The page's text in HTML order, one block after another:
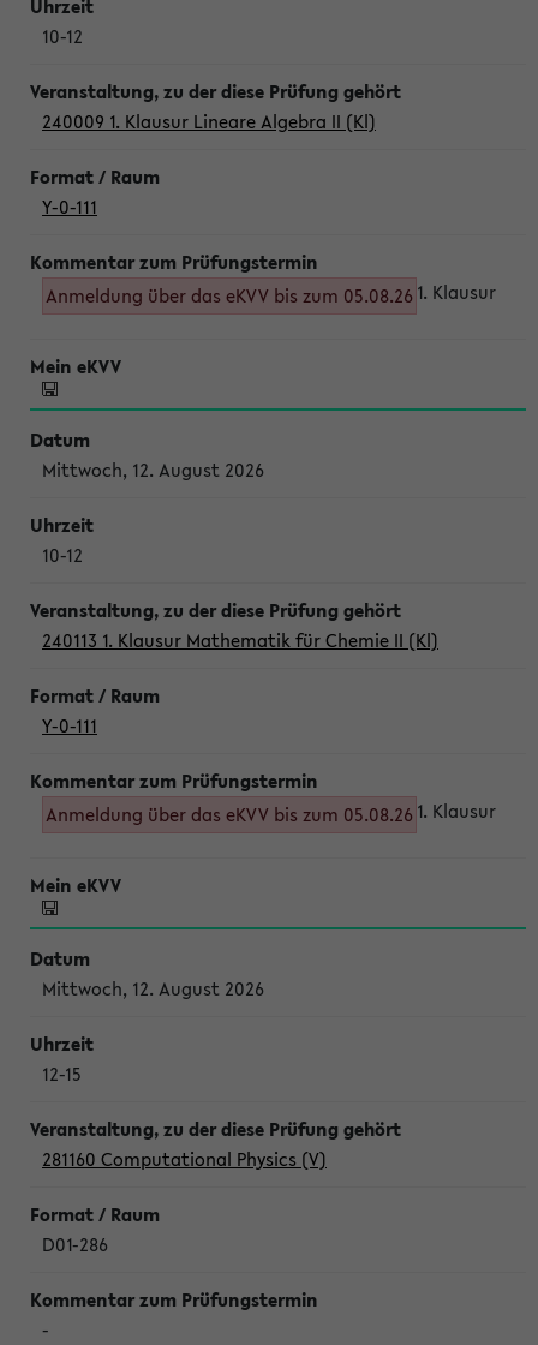
10-12
240009 1. Klausur Lineare Algebra II (Kl)
Y-0-111
Anmeldung über das eKVV bis zum 05.08.26 1. Klausur
Mittwoch, 12. August 2026
10-12
240113 1. Klausur Mathematik für Chemie II (Kl)
Y-0-111
Anmeldung über das eKVV bis zum 05.08.26 1. Klausur
Mittwoch, 12. August 2026
12-15
281160 Computational Physics (V)
D01-286
-